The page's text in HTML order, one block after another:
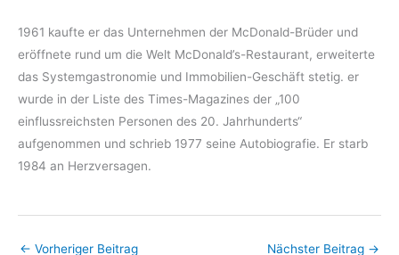
1961 kaufte er das Unternehmen der McDonald-Brüder und
eröffnete rund um die Welt McDonald’s-Restaurant, erweiterte
das Systemgastronomie und Immobilien-Geschäft stetig. er
wurde in der Liste des Times-Magazines der „100
einflussreichsten Personen des 20. Jahrhunderts“
aufgenommen und schrieb 1977 seine Autobiografie. Er starb
1984 an Herzversagen.
← Vorheriger Beitrag Nächster Beitrag →